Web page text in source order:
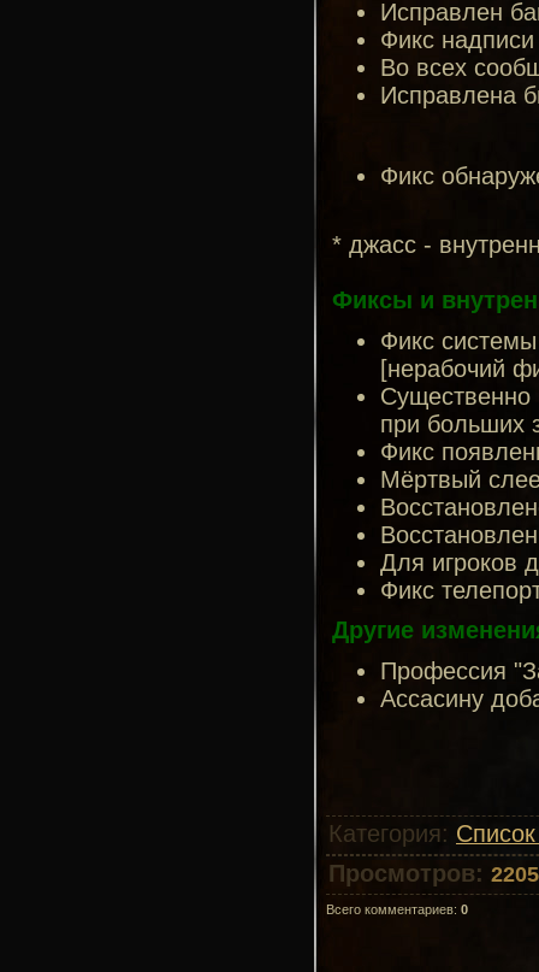
Исправлен
Фикс
Во всех
Исправлена
Фикс
* джасс -
Фиксы и
Фикс
[нерабочий
Существенно
при больших
Фикс
Мёртвый
Для игроков
Фикс
Другие
Профессия
Ассасину
Категория:
Просмотров: 2205
Всего комментариев: 0